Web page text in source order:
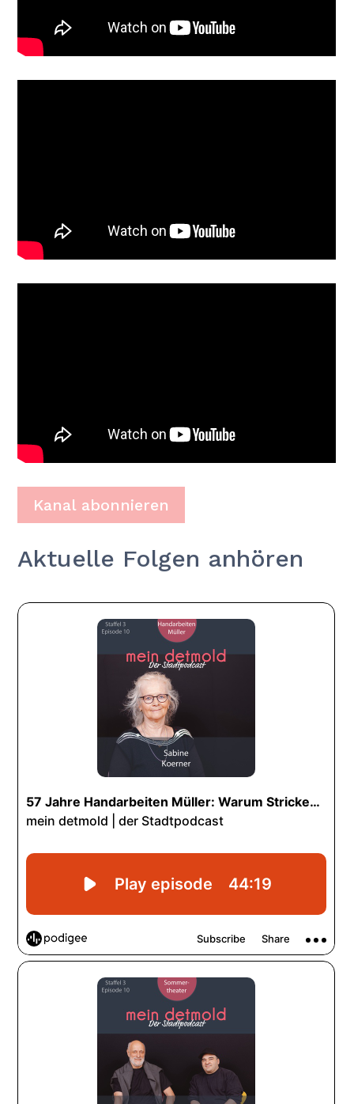
Kanal abonnieren
Aktuelle Folgen anhören